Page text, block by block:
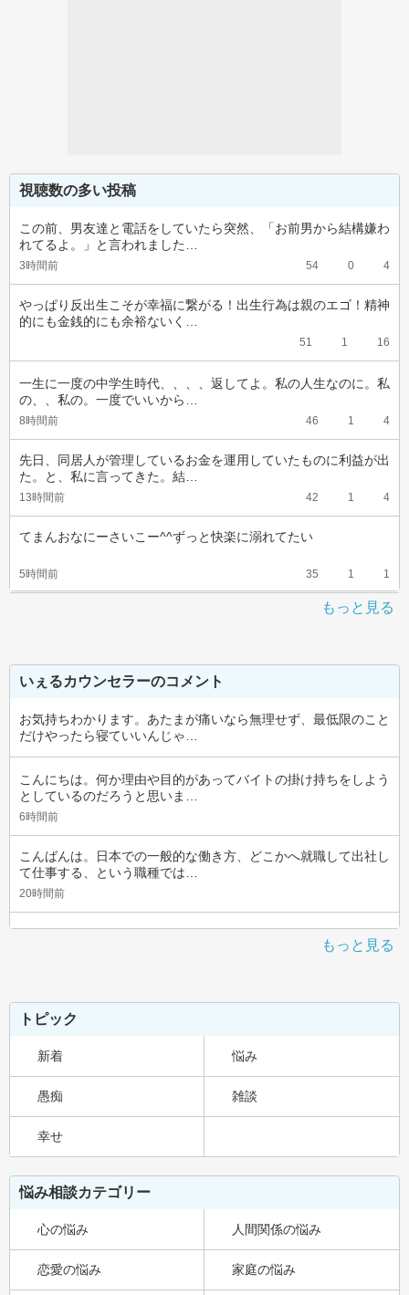
視聴数の多い投稿
この前、男友達と電話をしていたら突然、「お前男から結構嫌わ
れてるよ。」と言われました…
3時間前 54 0 4
やっぱり反出生こそが幸福に繋がる！出生行為は親のエゴ！精神
的にも金銭的にも余裕ないく…
51 1 16
一生に一度の中学生時代、、、、返してよ。私の人生なのに。私
の、、私の。一度でいいから…
8時間前 46 1 4
先日、同居人が管理しているお金を運用していたものに利益が出
た。と、私に言ってきた。結…
13時間前 42 1 4
てまんおなにーさいこー^^ずっと快楽に溺れてたい
5時間前 35 1 1
もっと見る
いぇるカウンセラーのコメント
お気持ちわかります。あたまが痛いなら無理せず、最低限のこと
だけやったら寝ていいんじゃ…
こんにちは。何か理由や目的があってバイトの掛け持ちをしよう
としているのだろうと思いま…
6時間前
こんばんは。日本での一般的な働き方、どこかへ就職して出社し
て仕事する、という職種では…
20時間前
もっと見る
トピック
新着 悩み
愚痴 雑談
幸せ
悩み相談カテゴリー
心の悩み 人間関係の悩み
恋愛の悩み 家庭の悩み